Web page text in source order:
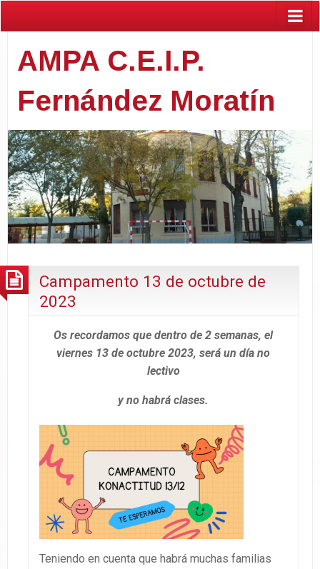
AMPA C.E.I.P.
Fernández Moratín
Campamento 13 de octubre de
2023
Os recordamos que dentro de 2 semanas, el
viernes 13 de octubre 2023, será un día no
lectivo
y no habrá clases.
Teniendo en cuenta que habrá muchas familias